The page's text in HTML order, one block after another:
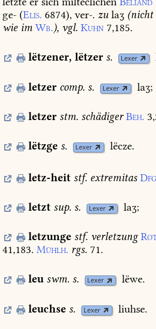
ge- (Elis. 6874), ver-. zu laʒ (nicht
wie im Wb.), vgl. Kuhn 7,185.
lëtzener, lëtzer s. Lexer
letzer comp. s. Lexer laʒ;
letzer stm. schädiger Beh.
lëtzge s. Lexer lëcze.
letz-heit stf. extremitas
letzt sup. s. Lexer laʒ;
letzunge stf. verletzung
41,183. Mühlh. rgs. 71.
leu swm. s. Lexer lëwe.
leuchse s. Lexer liuhse.